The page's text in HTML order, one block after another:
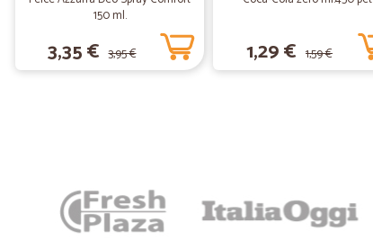
150 ml.
3,35 € 3,95 € 1,29 € 1,59 €